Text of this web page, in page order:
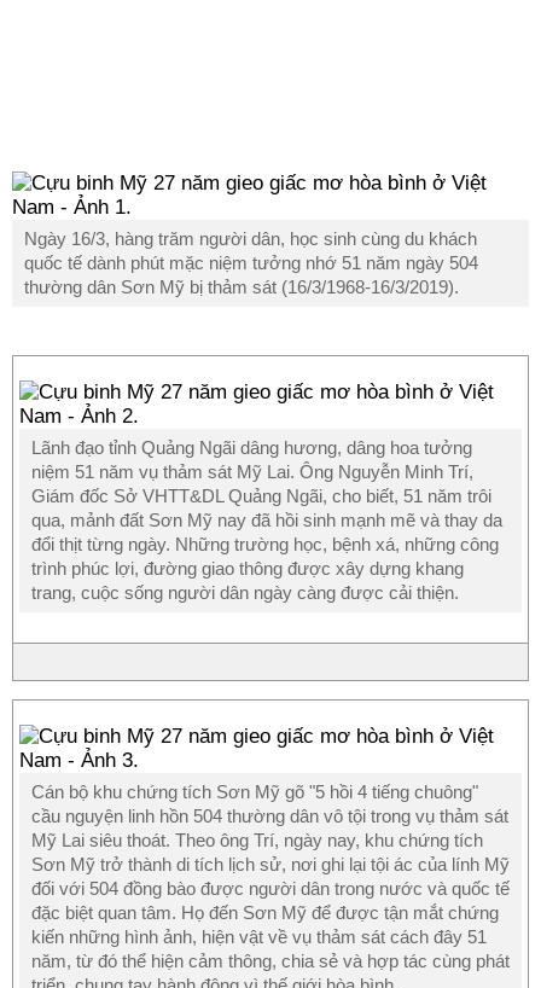
Ngày 16/3, hàng trăm người dân, học sinh cùng du khách
quốc tế dành phút mặc niệm tưởng nhớ 51 năm ngày 504
thường dân Sơn Mỹ bị thảm sát (16/3/1968-16/3/2019).
Lãnh đạo tỉnh Quảng Ngãi dâng hương, dâng hoa tưởng
niệm 51 năm vụ thảm sát Mỹ Lai. Ông Nguyễn Minh Trí,
Giám đốc Sở VHTT&DL Quảng Ngãi, cho biết, 51 năm trôi
qua, mảnh đất Sơn Mỹ nay đã hồi sinh mạnh mẽ và thay da
đổi thịt từng ngày. Những trường học, bệnh xá, những công
trình phúc lợi, đường giao thông được xây dựng khang
trang, cuộc sống người dân ngày càng được cải thiện.
Cán bộ khu chứng tích Sơn Mỹ gõ "5 hồi 4 tiếng chuông"
cầu nguyện linh hồn 504 thường dân vô tội trong vụ thảm sát
Mỹ Lai siêu thoát. Theo ông Trí, ngày nay, khu chứng tích
Sơn Mỹ trở thành di tích lịch sử, nơi ghi lại tội ác của lính Mỹ
đối với 504 đồng bào được người dân trong nước và quốc tế
đặc biệt quan tâm. Họ đến Sơn Mỹ để được tận mắt chứng
kiến những hình ảnh, hiện vật về vụ thảm sát cách đây 51
năm, từ đó thể hiện cảm thông, chia sẻ và hợp tác cùng phát